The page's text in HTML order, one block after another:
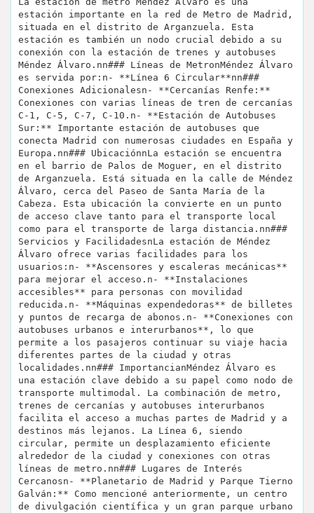
estación importante en la red de Metro de Madrid,
situada en el distrito de Arganzuela. Esta
estación es también un nodo crucial debido a su
conexión con la estación de trenes y autobuses
Méndez Álvaro.nn### Líneas de MetronMéndez Álvaro
es servida por:n- **Línea 6 Circular**nn###
Conexiones Adicionalesn- **Cercanías Renfe:**
Conexiones con varias líneas de tren de cercanías
C-1, C-5, C-7, C-10.n- **Estación de Autobuses
Sur:** Importante estación de autobuses que
conecta Madrid con numerosas ciudades en España y
Europa.nn### UbicaciónnLa estación se encuentra
en el barrio de Palos de Moguer, en el distrito
de Arganzuela. Está situada en la calle de Méndez
Álvaro, cerca del Paseo de Santa María de la
Cabeza. Esta ubicación la convierte en un punto
de acceso clave tanto para el transporte local
como para el transporte de larga distancia.nn###
Servicios y FacilidadesnLa estación de Méndez
Álvaro ofrece varias facilidades para los
usuarios:n- **Ascensores y escaleras mecánicas**
para mejorar el acceso.n- **Instalaciones
accesibles** para personas con movilidad
reducida.n- **Máquinas expendedoras** de billetes
y puntos de recarga de abonos.n- **Conexiones con
autobuses urbanos e interurbanos**, lo que
permite a los pasajeros continuar su viaje hacia
diferentes partes de la ciudad y otras
localidades.nn### ImportancianMéndez Álvaro es
una estación clave debido a su papel como nodo de
transporte multimodal. La combinación de metro,
trenes de cercanías y autobuses interurbanos
facilita el acceso a muchas partes de Madrid y a
destinos más lejanos. La Línea 6, siendo
circular, permite un desplazamiento eficiente
alrededor de la ciudad y conexiones con otras
líneas de metro.nn### Lugares de Interés
Cercanosn- **Planetario de Madrid y Parque Tierno
Galván:** Como mencioné anteriormente, un centro
de divulgación científica y un gran parque urbano